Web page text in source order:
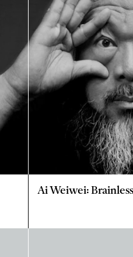
Ai Weiwei: